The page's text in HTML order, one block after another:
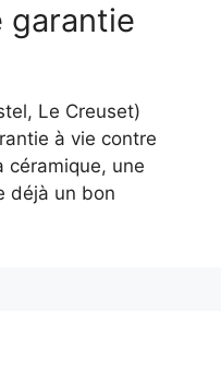
garantie
Le Creuset)
à vie contre
céramique, une
déjà un bon